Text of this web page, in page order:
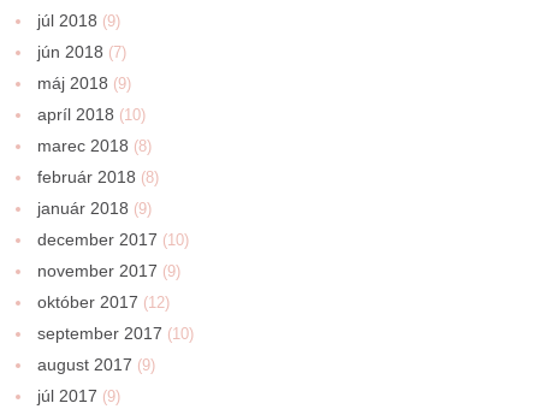
júl 2018 (9)
jún 2018 (7)
máj 2018 (9)
apríl 2018 (10)
marec 2018 (8)
február 2018 (8)
január 2018 (9)
december 2017 (10)
november 2017 (9)
október 2017 (12)
september 2017 (10)
august 2017 (9)
júl 2017 (9)